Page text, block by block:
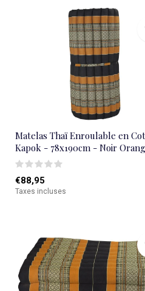
Matelas Thaï Enroulable en
Kapok - 78x190cm - Noir
€88,95
Taxes incluses